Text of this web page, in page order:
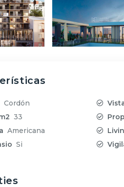
Cordón
33
Americana
Si